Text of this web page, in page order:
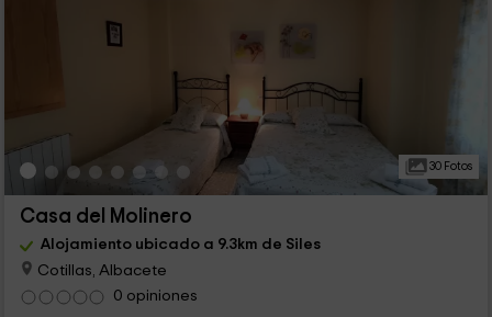
30 Fotos
Casa del Molinero
Alojamiento ubicado a 9.3km de Siles
Cotillas, Albacete
0 opiniones